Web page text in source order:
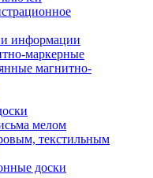
информации
маркерные
магнитно-
мелом
текстильным
доски